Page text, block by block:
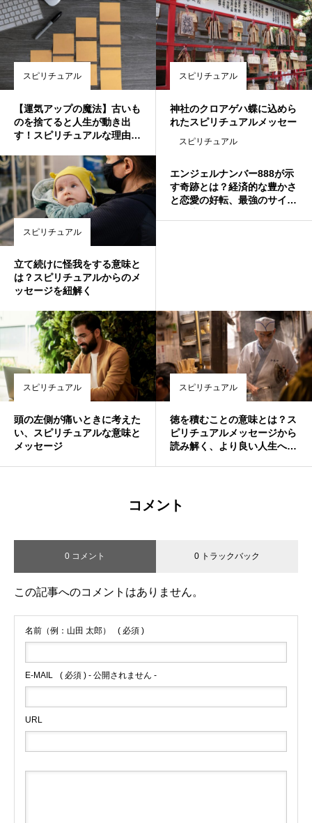
スピリチュアル
【運気アップの魔法】古いも
のを捨てると人生が動き出
す！スピリチュアルな理由と
スピリチュアル
神社のクロアゲハ蝶に込めら
れたスピリチュアルメッセー
ジの意味とは？
スピリチュアル
立て続けに怪我をする意味と
は？スピリチュアルからのメ
ッセージを紐解く
スピリチュアル
エンジェルナンバー888が示
す奇跡とは？経済的な豊かさ
と恋愛の好転、最強のサイン
スピリチュアル
頭の左側が痛いときに考えた
い、スピリチュアルな意味と
メッセージ
スピリチュアル
徳を積むことの意味とは？ス
ピリチュアルメッセージから
読み解く、より良い人生への
コメント
0 コメント 0 トラックバック
この記事へのコメントはありません。
名前（例：山田 太郎） ( 必須 )
E-MAIL ( 必須 ) - 公開されません -
URL